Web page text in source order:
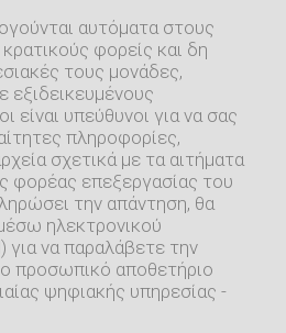
αυτόματα στους
φορείς και δη
τους μονάδες,
εξιδεικευμένους
είναι υπεύθυνοι για να σας
πληροφορίες,
σχετικά με τα αιτήματα
φορέας επεξεργασίας του
την απάντηση, θα
ηλεκτρονικού
για να παραλάβετε την
προσωπικό αποθετήριο
ψηφιακής υπηρεσίας -